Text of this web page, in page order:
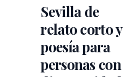
Sevilla de
relato corto y
poesía para
personas con